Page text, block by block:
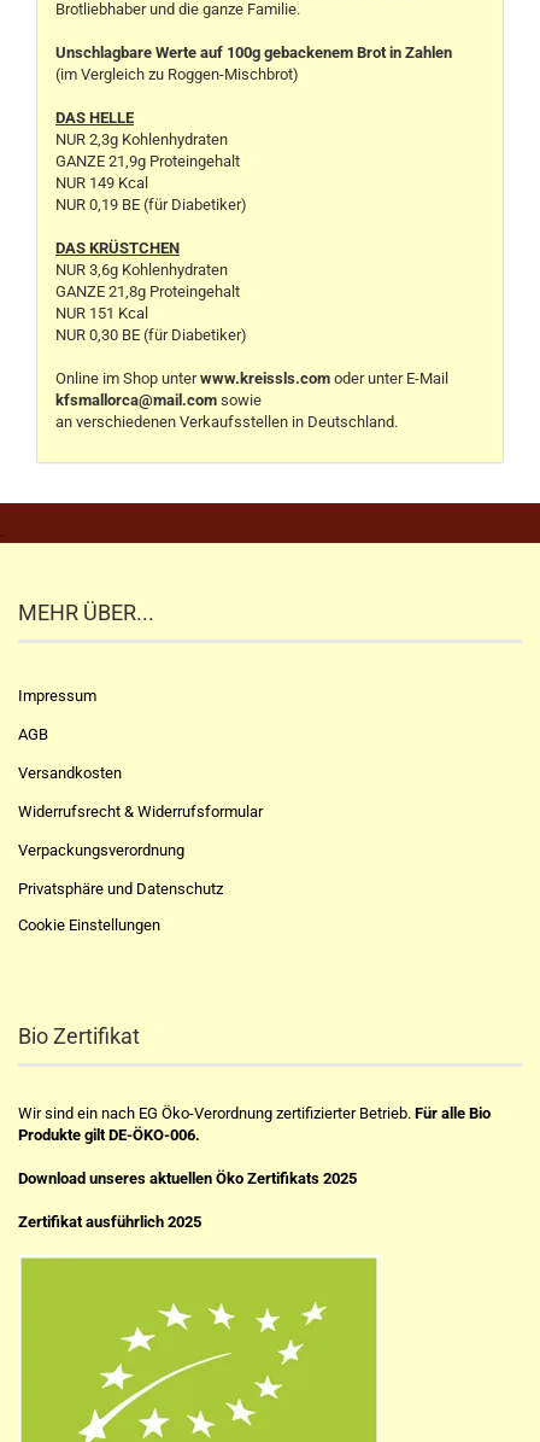
Brotliebhaber und die ganze Familie.
Unschlagbare Werte auf 100g gebackenem Brot in Zahlen
(im Vergleich zu Roggen-Mischbrot)
DAS HELLE
NUR 2,3g Kohlenhydraten
GANZE 21,9g Proteingehalt
NUR 149 Kcal
NUR 0,19 BE (für Diabetiker)
DAS KRÜSTCHEN
NUR 3,6g Kohlenhydraten
GANZE 21,8g Proteingehalt
NUR 151 Kcal
NUR 0,30 BE (für Diabetiker)
Online im Shop unterwww.kreissls.com oder unter E-Mail
kfsmallorca@mail.com sowie
an verschiedenen Verkaufsstellen in Deutschland.
.
MEHR ÜBER...
Impressum
AGB
Versandkosten
Widerrufsrecht & Widerrufsformular
Verpackungsverordnung
Privatsphäre und Datenschutz
Cookie Einstellungen
Bio Zertifikat
Wir sind ein nach EG Öko-Verordnung zertifizierter Betrieb. Für alle Bio
Produkte gilt DE-ÖKO-006.
Download unseres aktuellen Öko Zertifikats 2025
Zertifikat ausführlich 2025